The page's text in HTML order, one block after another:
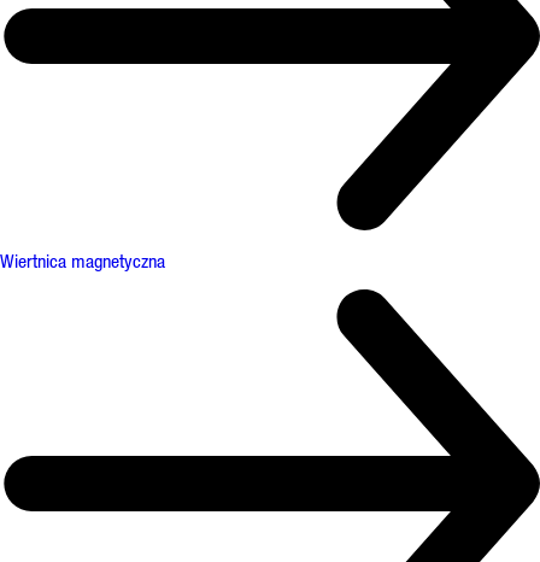
Wiertnica magnetyczna